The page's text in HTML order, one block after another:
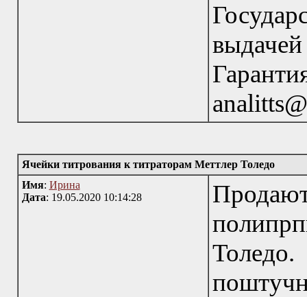
Ячейки титрования к титраторам Меттлер Толедо
Имя: Ирина
Дата: 19.05.2020 10:14:28